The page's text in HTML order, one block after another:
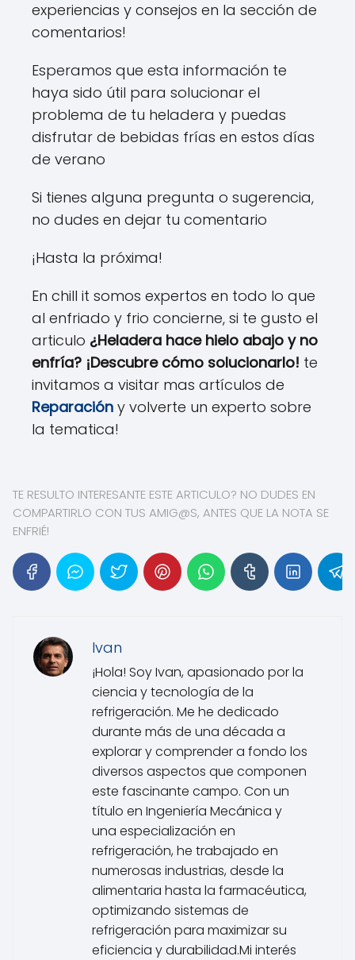
experiencias y consejos en la sección de
comentarios!
Esperamos que esta información te
haya sido útil para solucionar el
problema de tu heladera y puedas
disfrutar de bebidas frías en estos días
de verano
Si tienes alguna pregunta o sugerencia,
no dudes en dejar tu comentario
¡Hasta la próxima!
En chill it somos expertos en todo lo que
al enfriado y frio concierne, si te gusto el
articulo ¿Heladera hace hielo abajo y no
enfría? ¡Descubre cómo solucionarlo! te
invitamos a visitar mas artículos de
Reparación y volverte un experto sobre
la tematica!
TE RESULTO INTERESANTE ESTE ARTICULO? NO DUDES EN
COMPARTIRLO CON TUS AMIG@S, ANTES QUE LA NOTA SE
ENFRIÉ!
Ivan
¡Hola! Soy Ivan, apasionado por la
ciencia y tecnología de la
refrigeración. Me he dedicado
durante más de una década a
explorar y comprender a fondo los
diversos aspectos que componen
este fascinante campo. Con un
título en Ingeniería Mecánica y
una especialización en
refrigeración, he trabajado en
numerosas industrias, desde la
alimentaria hasta la farmacéutica,
optimizando sistemas de
refrigeración para maximizar su
eficiencia y durabilidad.Mi interés